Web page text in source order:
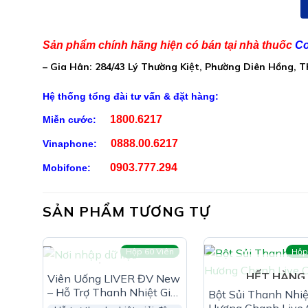
Bột Chanh tươi…………………………200mg (tương
Vitamin C (Acid Ascorbic)…………75mg
Cao Kim ngân hoa……………………..60mg (tương
Cao Cúc hoa trắng……………………30mg (tương
Vitamin PP (Niacinamide)……………..3mg
Phụ liệu: Lactose, chất chống đông vón
Sản phẩm chính hãng hiện có bán tại nhà thuốc
– Gia Hân: 284/43 Lý Thường Kiệt, Phường Diên Hồng,
Hệ thống tổng đài tư vấn & đặt hàng:
Miễn cước: 1800.6217
Vinaphone: 0888.00.6217
Mobifone: 0903.777.294
SẢN PHẨM TƯƠNG TỰ
Hộp 60 Viên
Viên Uống LIVER ĐV New
– Hỗ Trợ Thanh Nhiệt Giải
HẾT HÀNG
Bột Sủi Thanh